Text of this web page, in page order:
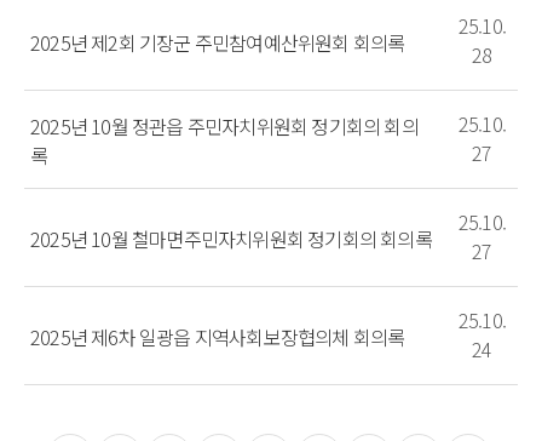
2025년 제2회 기장군 주민참여예산위원회 회의록
25.10.
28
2025년 10월 정관읍 주민자치위원회 정기회의 회의
록
25.10.
27
2025년 10월 철마면주민자치위원회 정기회의 회의록
25.10.
27
2025년 제6차 일광읍 지역사회보장협의체 회의록
25.10.
24